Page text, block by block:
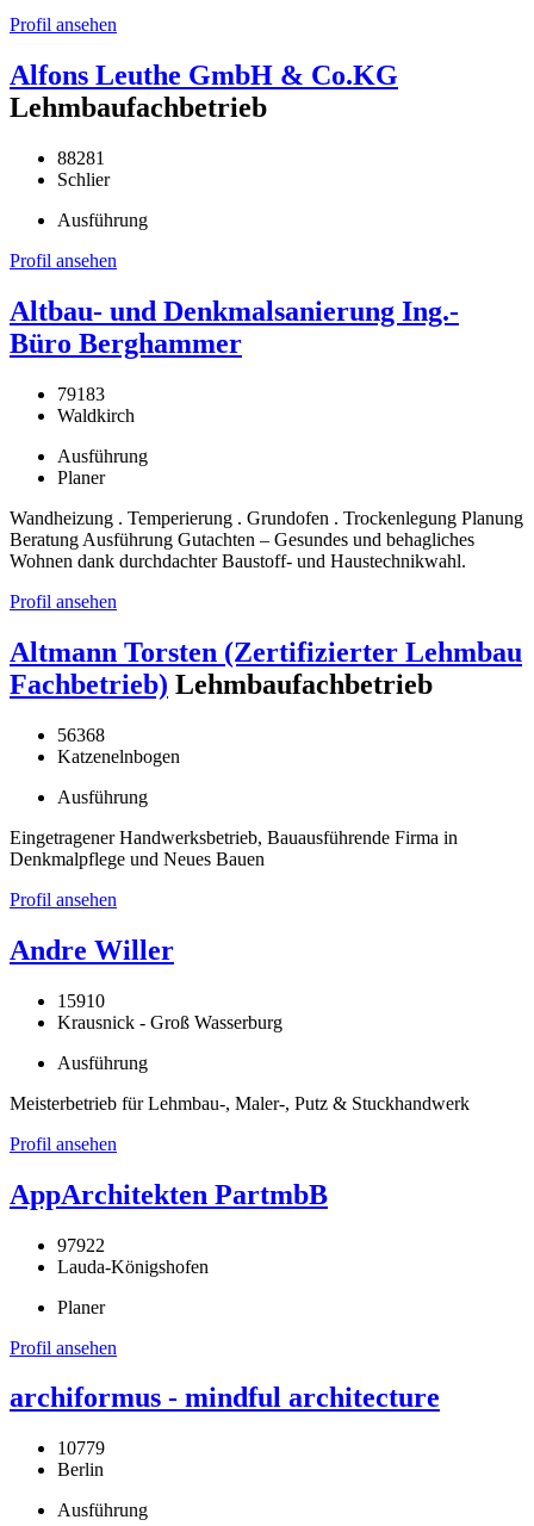
Profil ansehen
Alfons Leuthe GmbH & Co.KG
Lehmbaufachbetrieb
88281
Schlier
Ausführung
Profil ansehen
Altbau- und Denkmalsanierung Ing.-
Büro Berghammer
79183
Waldkirch
Ausführung
Planer
Wandheizung . Temperierung . Grundofen . Trockenlegung Planung
Beratung Ausführung Gutachten – Gesundes und behagliches
Wohnen dank durchdachter Baustoff- und Haustechnikwahl.
Profil ansehen
Altmann Torsten (Zertifizierter Lehmbau
Fachbetrieb) Lehmbaufachbetrieb
56368
Katzenelnbogen
Ausführung
Eingetragener Handwerksbetrieb, Bauausführende Firma in
Denkmalpflege und Neues Bauen
Profil ansehen
Andre Willer
15910
Krausnick - Groß Wasserburg
Ausführung
Meisterbetrieb für Lehmbau-, Maler-, Putz & Stuckhandwerk
Profil ansehen
AppArchitekten PartmbB
97922
Lauda-Königshofen
Planer
Profil ansehen
archiformus - mindful architecture
10779
Berlin
Ausführung